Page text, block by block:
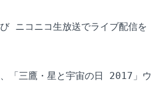
ニコニコ生放送でライブ配信を
「三鷹・星と宇宙の日 2017」ウ